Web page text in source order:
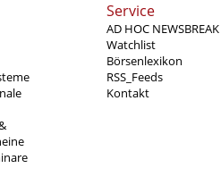
Service
AD HOC NEWSBREAK
Watchlist
Börsenlexikon
RSS_Feeds
Kontakt